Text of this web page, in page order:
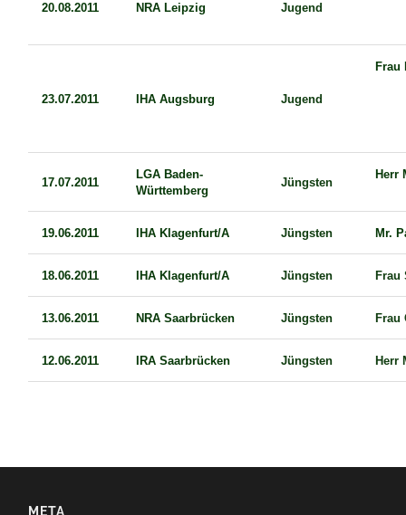
20.08.2011 NRA Leipzig Jugend
23.07.2011 IHA Augsburg Jugend
Frau
17.07.2011
LGA Baden-
Württemberg
Jüngsten
Herr
19.06.2011 IHA Klagenfurt/A Jüngsten Mr.
18.06.2011 IHA Klagenfurt/A Jüngsten Frau
13.06.2011 NRA Saarbrücken Jüngsten Frau
12.06.2011 IRA Saarbrücken Jüngsten Herr
META